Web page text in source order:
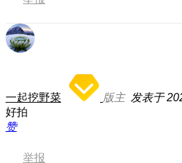
一起挖野菜 版主 发表于
好拍
赞
举报